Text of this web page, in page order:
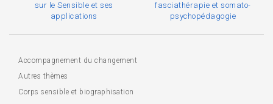
sur le Sensible et ses
applications
fasciathérapie et somato-
psychopédagogie
Accompagnement du changement
Autres thèmes
Corps sensible et biographisation